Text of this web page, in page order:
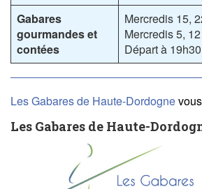
Gabares
gourmandes et
contées
Mercredis 15,
Mercredis 5,
Départ à 19h30
Les Gabares de Haute-Dordogne
Les Gabares de Haute-